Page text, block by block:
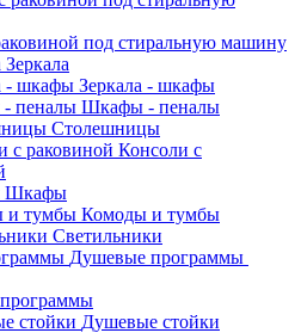
под стиральную машину
Зеркала
Зеркала - шкафы
Шкафы - пеналы
Столешницы
Консоли с
Шкафы
Комоды и тумбы
Светильники
Душевые программы
Душевые стойки